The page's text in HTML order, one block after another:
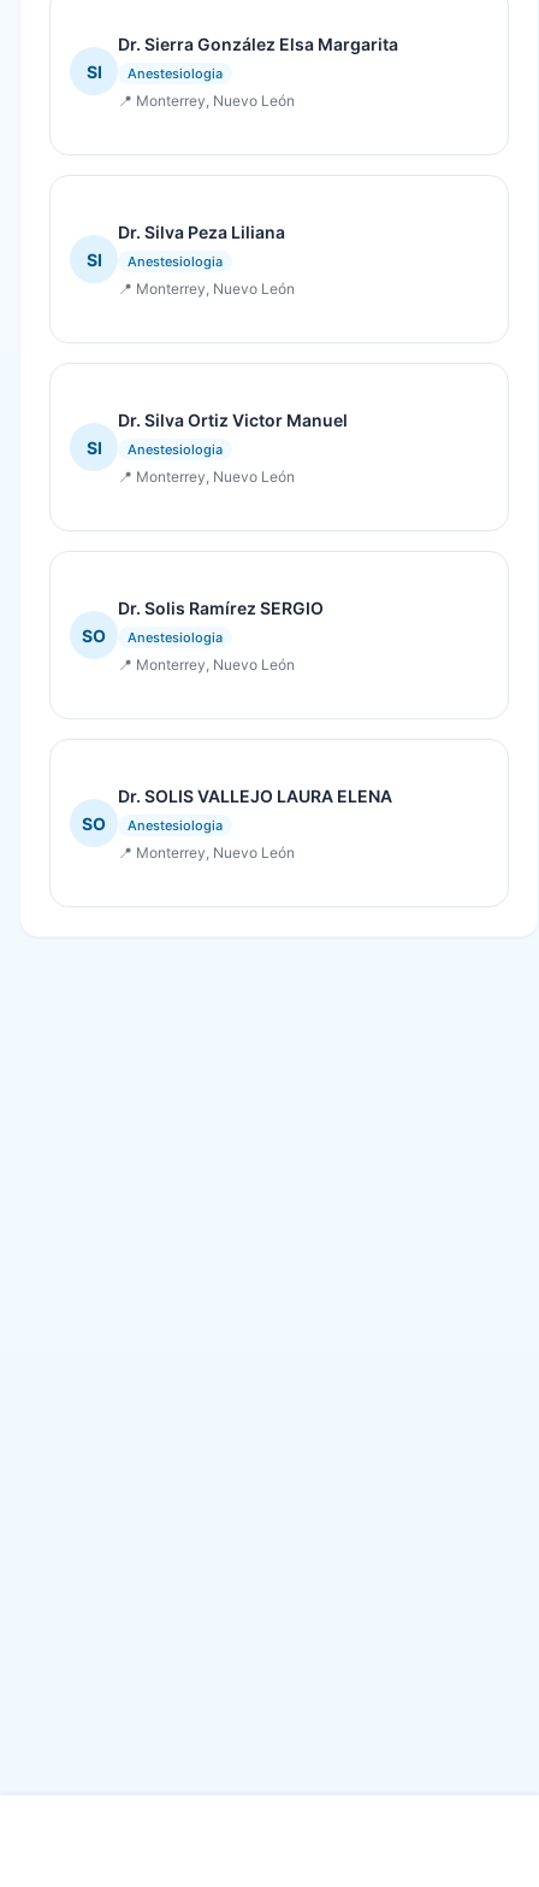
SI
Dr. Sierra González Elsa Margarita
Anestesiologia
📍 Monterrey, Nuevo León
SI
Dr. Silva Peza Liliana
Anestesiologia
📍 Monterrey, Nuevo León
SI
Dr. Silva Ortiz Victor Manuel
Anestesiologia
📍 Monterrey, Nuevo León
SO
Dr. Solis Ramírez SERGIO
Anestesiologia
📍 Monterrey, Nuevo León
SO
Dr. SOLIS VALLEJO LAURA ELENA
Anestesiologia
📍 Monterrey, Nuevo León